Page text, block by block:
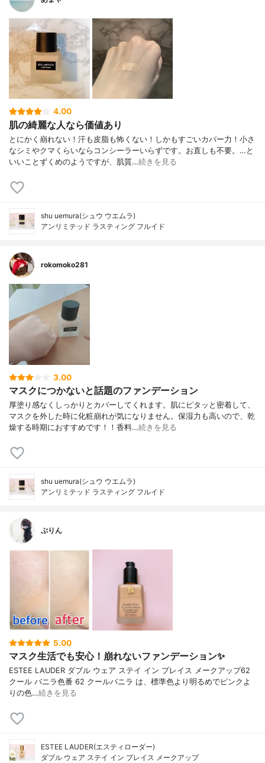
4.00
肌の綺麗な人なら価値あり
とにかく崩れない！汗も皮脂も怖くない！しかもすごいカバー力！小さ
なシミやクマくらいならコンシーラーいらずです。お直しも不要。…と
いいことずくめのようですが、肌質…続きを見る
shu uemura(シュウ ウエムラ)
アンリミテッド ラスティング フルイド
rokomoko281
3.00
マスクにつかないと話題のファンデーション
厚塗り感なくしっかりとカバーしてくれます。肌にピタッと密着して、
マスクを外した時に化粧崩れが気になりません。保湿力も高いので、乾
燥する時期におすすめです！！香料…続きを見る
shu uemura(シュウ ウエムラ)
アンリミテッド ラスティング フルイド
ぷりん
5.00
マスク生活でも安心！崩れないファンデーション✨
ESTEE LAUDER ダブル ウェア ステイ イン プレイス メークアップ62
クール バニラ色番 62 クールバニラ は、標準色より明るめでピンクよ
りの色…続きを見る
ESTEE LAUDER(エスティローダー)
ダブル ウェア ステイ イン プレイス メークアップ